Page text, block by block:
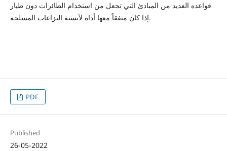
قواعده العديد من المبادئ التي تجعل من استخدام الطائرات دون طيار
إذا كان متفقاً معها أداة لأنسنة النزاعات المسلحة.
PDF
Published
26-05-2022